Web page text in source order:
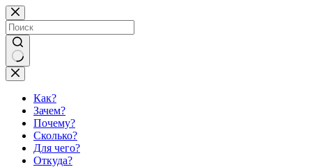
Перейти
к
сути
Ничего
не
найденоКак?
Зачем?
Почему?
Сколько?
Для чего?
Откуда?